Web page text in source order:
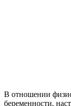
В отношении
беременности,